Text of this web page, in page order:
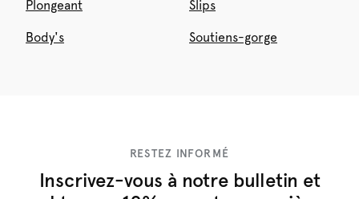
Plongeant Slips
Body's Soutiens-gorge
RESTEZ INFORMÉ
Inscrivez-vous à notre bulletin et